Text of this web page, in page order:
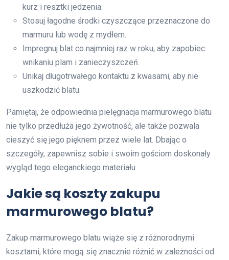
kurz i resztki jedzenia.
Stosuj łagodne środki czyszczące przeznaczone do
marmuru lub wodę z mydłem.
Impregnuj blat co najmniej raz w roku, aby zapobiec
wnikaniu plam i zanieczyszczeń.
Unikaj długotrwałego kontaktu z kwasami, aby nie
uszkodzić blatu.
Pamiętaj, że odpowiednia pielęgnacja marmurowego blatu
nie tylko przedłuża jego żywotność, ale także pozwala
cieszyć się jego pięknem przez wiele lat. Dbając o
szczegóły, zapewnisz sobie i swoim gościom doskonały
wygląd tego eleganckiego materiału.
Jakie są koszty zakupu
marmurowego blatu?
Zakup marmurowego blatu wiąże się z różnorodnymi
kosztami, które mogą się znacznie różnić w zależności od